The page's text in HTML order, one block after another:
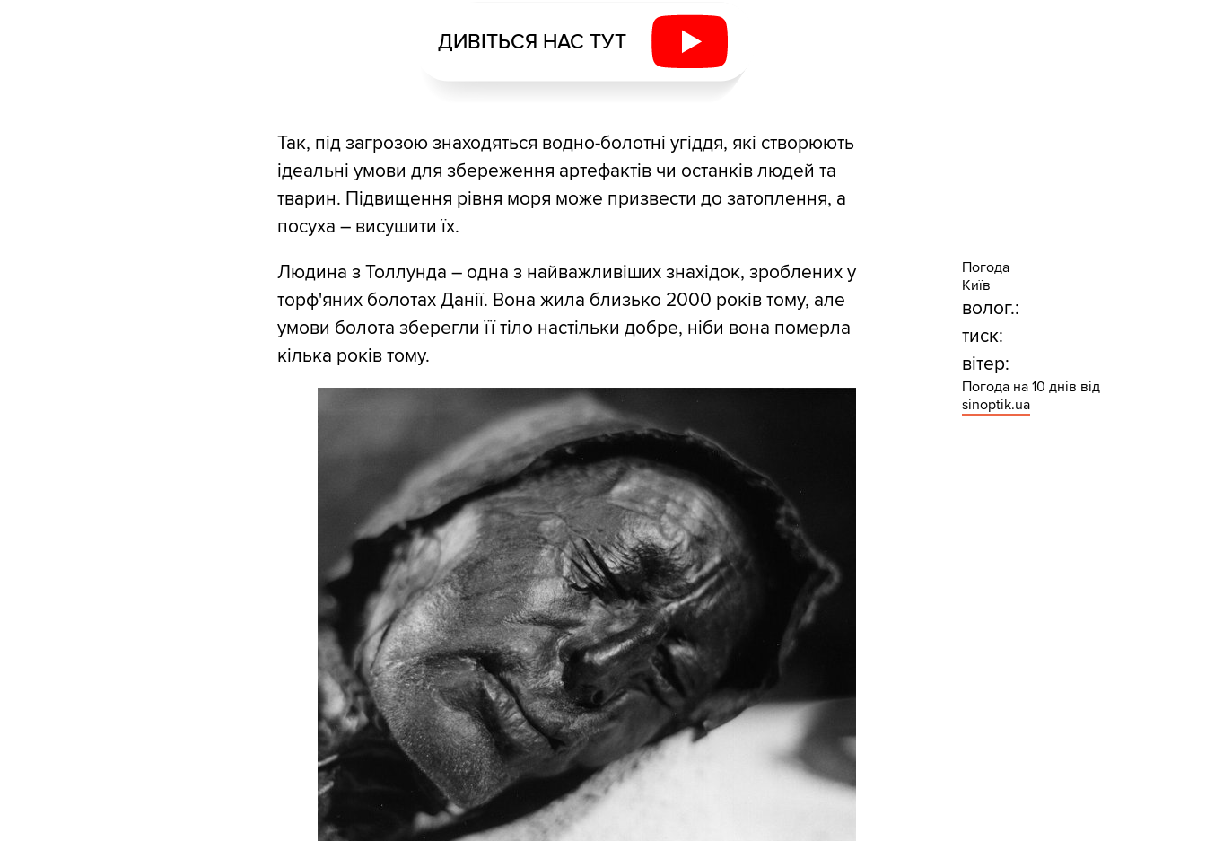
ДИВІТЬСЯ НАС ТУТ
Так, під загрозою знаходяться водно-болотні угіддя, які створюють
ідеальні умови для збереження артефактів чи останків людей та
тварин. Підвищення рівня моря може призвести до затоплення, а
посуха – висушити їх.
Людина з Толлунда – одна з найважливіших знахідок, зроблених у
торф'яних болотах Данії. Вона жила близько 2000 років тому, але
умови болота зберегли її тіло настільки добре, ніби вона померла
кілька років тому.
Погода
Київ
волог.:
тиск:
вітер:
Погода на 10 днів від
sinoptik.ua